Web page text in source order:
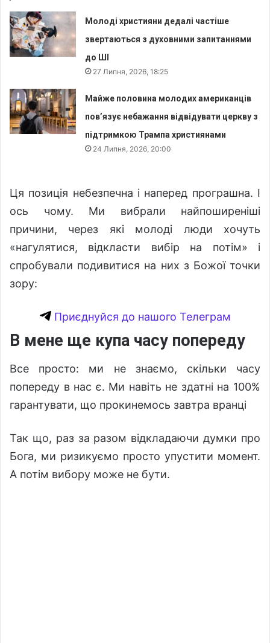
Молоді християни дедалі частіше
звертаються з духовними запитаннями
до ШІ
27 Липня, 2026, 18:25
Майже половина молодих американців
пов’язує небажання відвідувати церкву з
підтримкою Трампа християнами
24 Липня, 2026, 20:00
Ця позиція небезпечна і наперед програшна. І
ось чому. Ми вибрали найпоширеніші
причини, через які молоді люди хочуть
«нагулятися, відкласти вибір на потім» і
спробували подивитися на них з Божої точки
зору:
Приєднуйся до нашого Телеграм
В мене ще купа часу попереду
Все просто: ми не знаємо, скільки часу
попереду в нас є. Ми навіть не здатні на 100%
гарантувати, що прокинемось завтра вранці
Так що, раз за разом відкладаючи думки про
Бога, ми ризикуємо просто упустити момент.
А потім вибору може не бути.